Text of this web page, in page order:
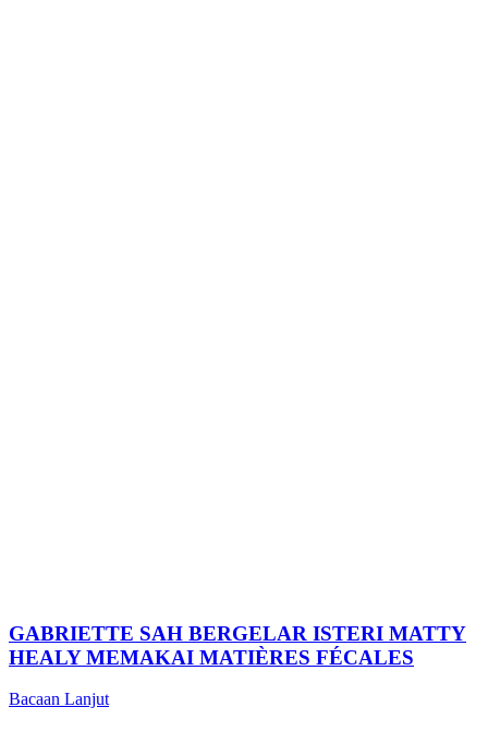
GABRIETTE SAH BERGELAR ISTERI MATTY
HEALY MEMAKAI MATIÈRES FÉCALES
Bacaan Lanjut